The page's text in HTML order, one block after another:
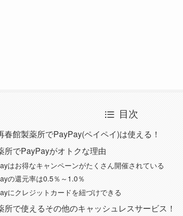
目次
春館製薬所でPayPay(ペイペイ)は使える！
所でPayPayがオトクな理由
はお得なキャンペーンがたくさん開催されている
の還元率は0.5％～1.0％
にクレジットカードを紐づけできる
所で使えるその他のキャッシュレスサービス！